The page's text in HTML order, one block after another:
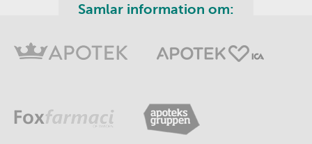
Samlar information om: